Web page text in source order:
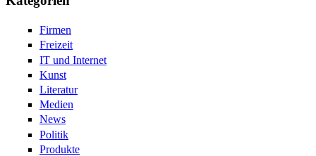
Firmen
Freizeit
IT und Internet
Kunst
Literatur
Medien
News
Politik
Produkte